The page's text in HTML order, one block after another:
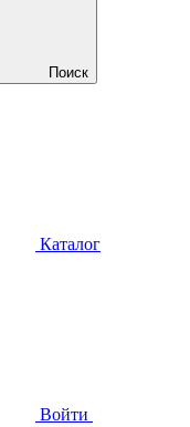
Поиск
Каталог
Войти